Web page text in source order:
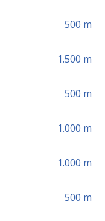
500 m
1.500 m
500 m
1.000 m
1.000 m
500 m